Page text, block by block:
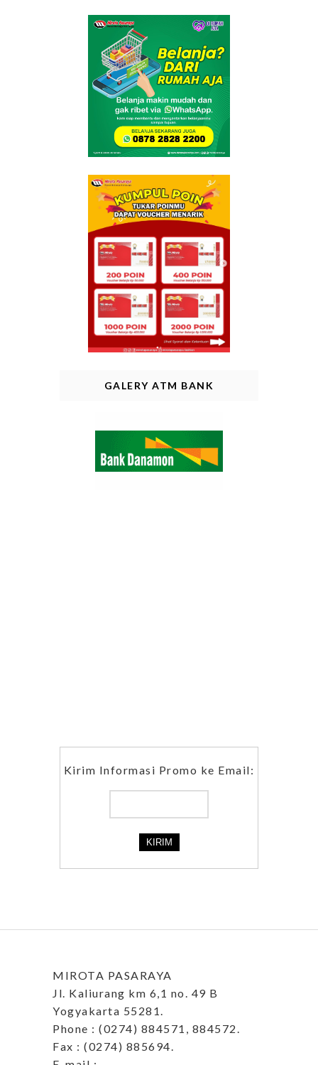
GALERY ATM BANK
Kirim Informasi Promo ke Email:
MIROTA PASARAYA
Jl. Kaliurang km 6,1 no. 49 B
Yogyakarta 55281.
Phone : (0274) 884571, 884572.
Fax : (0274) 885694.